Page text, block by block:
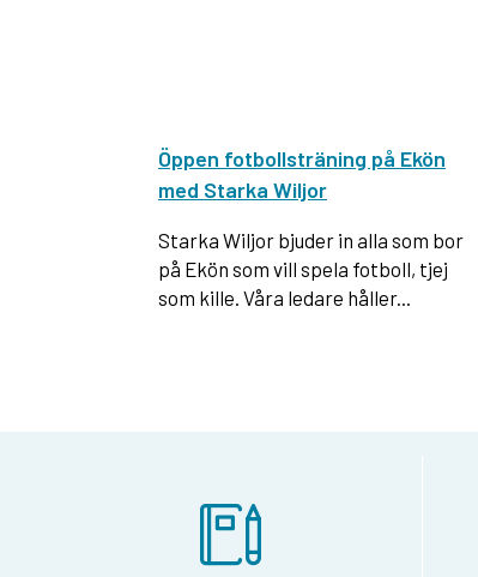
Öppen fotbollsträning på Ekön
med Starka Wiljor
Starka Wiljor bjuder in alla som bor
på Ekön som vill spela fotboll, tjej
som kille. Våra ledare håller...